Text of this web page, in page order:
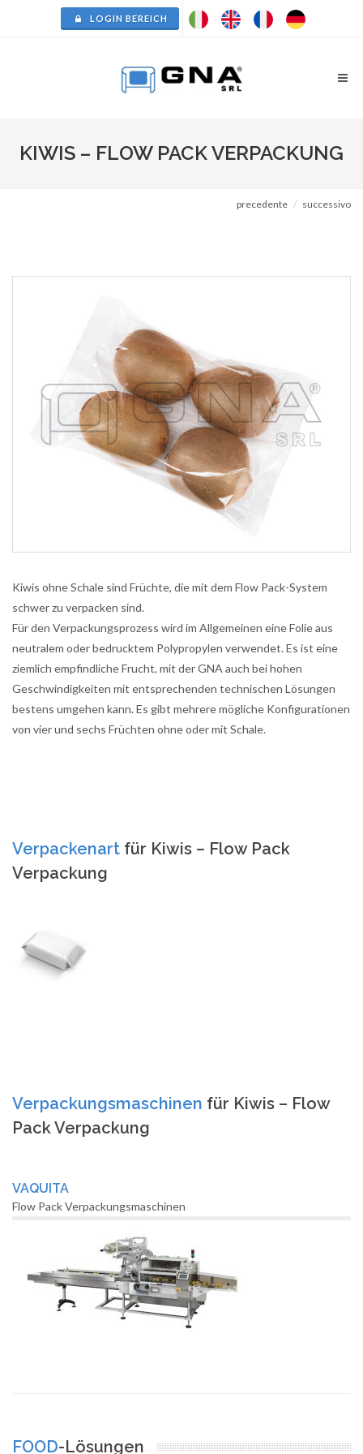
LOGIN BEREICH
KIWIS – FLOW PACK VERPACKUNG
precedente successivo
Kiwis ohne Schale sind Früchte, die mit dem Flow Pack-System
schwer zu verpacken sind.
Für den Verpackungsprozess wird im Allgemeinen eine Folie aus
neutralem oder bedrucktem Polypropylen verwendet. Es ist eine
ziemlich empfindliche Frucht, mit der GNA auch bei hohen
Geschwindigkeiten mit entsprechenden technischen Lösungen
bestens umgehen kann. Es gibt mehrere mögliche Konfigurationen
von vier und sechs Früchten ohne oder mit Schale.
Verpackenart für Kiwis – Flow Pack
Verpackung
Verpackungsmaschinen für Kiwis – Flow
Pack Verpackung
VAQUITA
Flow Pack Verpackungsmaschinen
FOOD-Lösungen